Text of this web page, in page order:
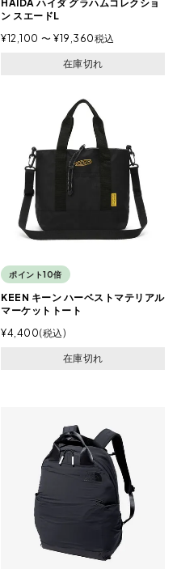
HAIDA ハイダ グラハムコレクショ
ン スエードL
¥12,100 〜 ¥19,360税込
在庫切れ
ポイント10倍
KEEN キーン ハーベストマテリアル
マーケットトート
¥4,400 税込
在庫切れ